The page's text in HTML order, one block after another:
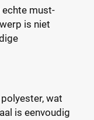
echte must-
is niet
wat
is eenvoudig